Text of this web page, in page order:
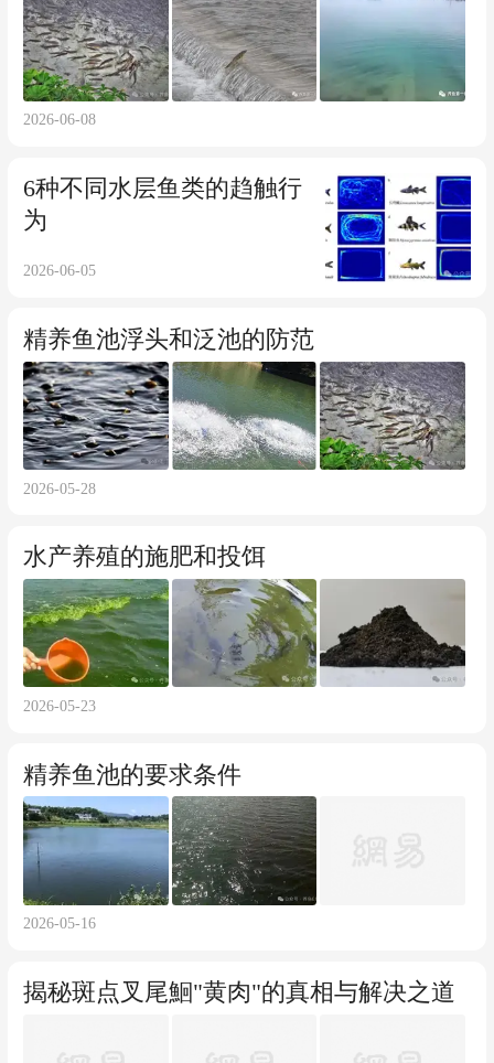
2026-06-08
6种不同水层鱼类的趋触行
为
2026-06-05
精养鱼池浮头和泛池的防范
2026-05-28
水产养殖的施肥和投饵
2026-05-23
精养鱼池的要求条件
2026-05-16
揭秘斑点叉尾鮰"黄肉"的真相与解决之道